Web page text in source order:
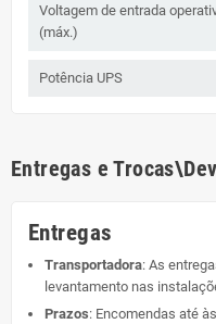
Voltagem de entrada
(máx.)
Potência UPS
Entregas e
Entregas
Transportadora: As
levantamento nas
Prazos: Encomendas até